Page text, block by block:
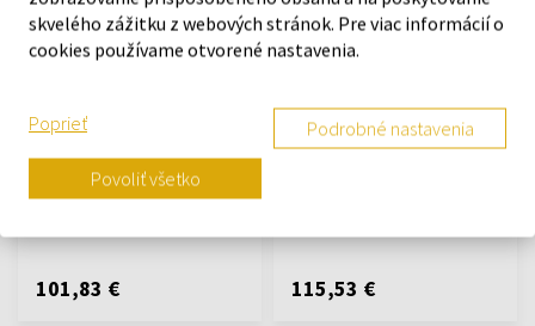
Diesel DZ4281 - Pánske
hodinky
Hodinky - Muži
101,83 €
Diesel DZ4417 - Hodinky
Hodinky - Muži
115,53 €
skvelého zážitku z webových stránok. Pre viac informácií o
cookies používame otvorené nastavenia.
Poprieť Podrobné nastavenia
Povoliť všetko